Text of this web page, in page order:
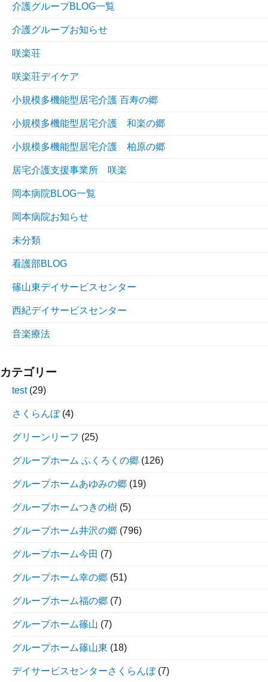
介護グループBLOG一覧
介護グループお知らせ
咲楽荘
咲楽荘デイケア
小規模多機能型居宅介護 百寿の郷
小規模多機能型居宅介護 和楽の郷
小規模多機能型居宅介護 柏原の郷
居宅介護支援事業所 咲楽
岡本病院BLOG一覧
岡本病院お知らせ
未分類
看護部BLOG
篠山東デイサービスセンター
西紀デイサービスセンター
音楽療法
カテゴリー
test(29)
さくらんぼ(4)
グリーンリーフ (25)
グループホーム ふくろくの郷 (126)
グループホームあゆみの郷 (19)
グループホームつきの樹 (5)
グループホーム井沢の郷 (796)
グループホーム今田 (7)
グループホーム幸の郷 (51)
グループホーム福の郷 (7)
グループホーム篠山 (7)
グループホーム篠山東 (18)
デイサービスセンターさくらんぼ(7)